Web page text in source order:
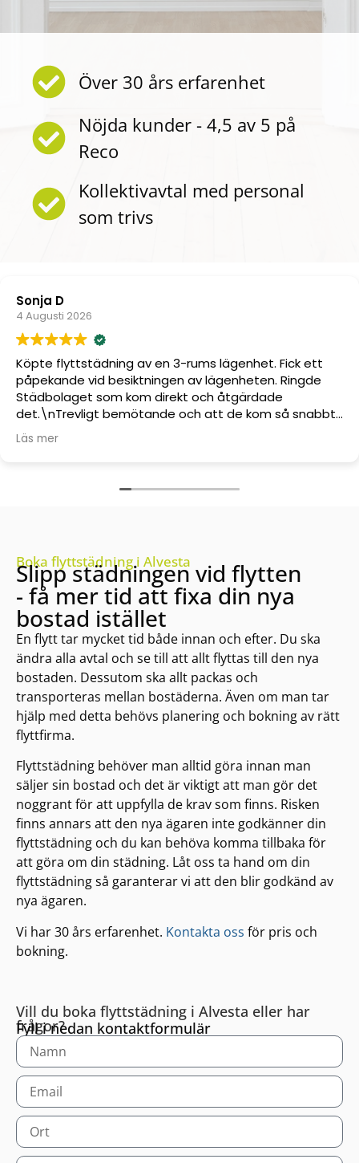
Över 30 års erfarenhet
Nöjda kunder - 4,5 av 5 på
Reco
Kollektivavtal med personal
som trivs
av en 3-rums lägenhet. Fick ett
besiktningen av lägenheten. Ringde
kom direkt och åtgärdade
bemötande och att de kom så snabbt,
minuter var de där, och fixade det
rekommendera Städbolaget i
Mycket
Boka flyttstädning i Alvesta
Slipp städningen vid flytten
- få mer tid att fixa din nya
bostad istället
En flytt tar mycket tid både innan och efter. Du ska
ändra alla avtal och se till att allt flyttas till den nya
bostaden. Dessutom ska allt packas och
transporteras mellan bostäderna. Även om man tar
hjälp med detta behövs planering och bokning av rätt
flyttfirma.
Flyttstädning behöver man alltid göra innan man
säljer sin bostad och det är viktigt att man gör det
noggrant för att uppfylla de krav som finns. Risken
finns annars att den nya ägaren inte godkänner din
flyttstädning och du kan behöva komma tillbaka för
att göra om din städning. Låt oss ta hand om din
flyttstädning så garanterar vi att den blir godkänd av
nya ägaren.
Vi har 30 års erfarenhet. Kontakta oss för pris och
bokning.
Vill du boka flyttstädning i Alvesta eller har
frågor?
Fyll i nedan kontaktformulär